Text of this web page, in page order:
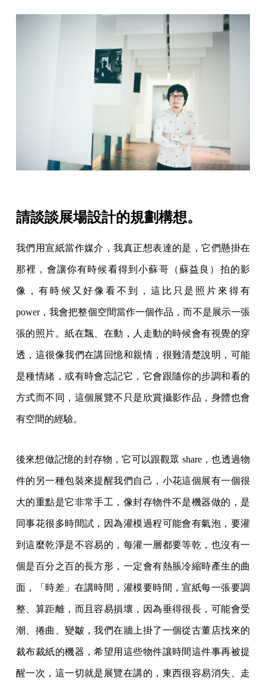
請談談展場設計的規劃構想。
我們用宣紙當作媒介，我真正想表達的是，它們懸掛在
那裡，會讓你有時候看得到小蘇哥（蘇益良）拍的影
像，有時候又好像看不到，這比只是照片來得有
power，我會把整個空間當作一個作品，而不是展示一張
張的照片。紙在飄、在動，人走動的時候會有視覺的穿
透，這很像我們在講回憶和親情，很難清楚說明，可能
是種情緒，或有時會忘記它，它會跟隨你的步調和看的
方式而不同，這個展覽不只是欣賞攝影作品，身體也會
有空間的經驗。
後來想做記憶的封存物，它可以跟觀眾 share，也透過物
件的另一種包裝來提醒我們自己，小花這個展有一個很
大的重點是它非常手工，像封存物件不是機器做的，是
同事花很多時間試，因為灌模過程可能會有氣泡，要灌
到這麼乾淨是不容易的，每灌一層都要等乾，也沒有一
個是百分之百的長方形，一定會有熱脹冷縮時產生的曲
面，「時差」在講時間，灌模要時間，宣紙每一張要調
整、算距離，而且容易損壞，因為垂得很長，可能會受
潮、捲曲、變皺，我們在牆上掛了一個從古董店找來的
裁布裁紙的機器，希望用這些物件讓時間這件事再被提
醒一次，這一切就是展覽在講的，東西很容易消失、走